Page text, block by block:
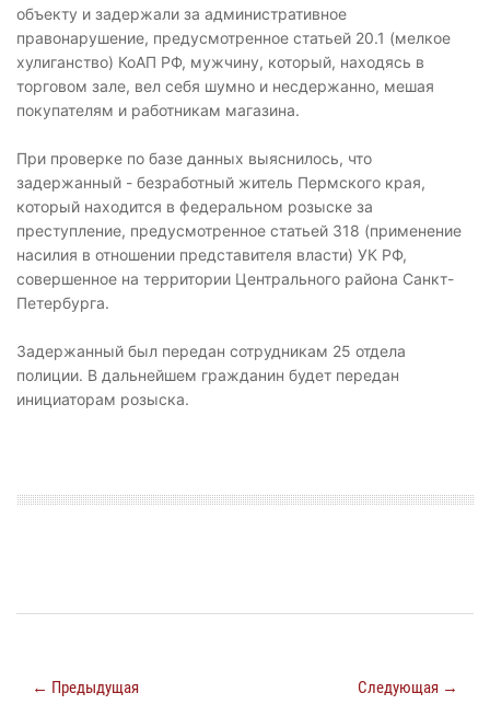
объекту и задержали за административное
правонарушение, предусмотренное статьей 20.1 (мелкое
хулиганство) КоАП РФ, мужчину, который, находясь в
торговом зале, вел себя шумно и несдержанно, мешая
покупателям и работникам магазина.
При проверке по базе данных выяснилось, что
задержанный - безработный житель Пермского края,
который находится в федеральном розыске за
преступление, предусмотренное статьей 318 (применение
насилия в отношении представителя власти) УК РФ,
совершенное на территории Центрального района Санкт-
Петербурга.
Задержанный был передан сотрудникам 25 отдела
полиции. В дальнейшем гражданин будет передан
инициаторам розыска.
← Предыдущая Следующая →